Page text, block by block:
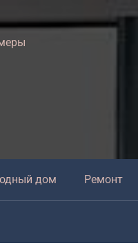
дом Ремонт